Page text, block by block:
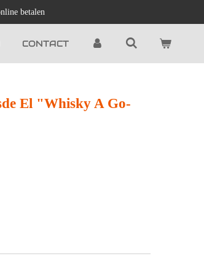
betalen
CONTACT
El "Whisky A Go-